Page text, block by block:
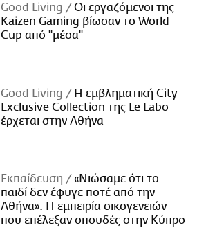
Good Living
Οι εργαζόμενοι της
Kaizen Gaming βίωσαν το World
Cup από "μέσα"
Good Living
Η εμβληματική City
Exclusive Collection της Le Labo
έρχεται στην Αθήνα
Εκπαίδευση
«Νιώσαμε ότι το
παιδί δεν έφυγε ποτέ από την
Αθήνα»: Η εμπειρία οικογενειών
που επέλεξαν σπουδές στην Κύπρο